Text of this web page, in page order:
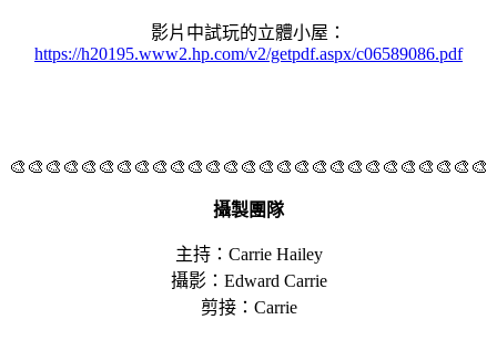
影片中試玩的立體小屋：
https://h20195.www2.hp.com/v2/getpdf.aspx/c06589086.pdf
🎨🎨🎨🎨🎨🎨🎨🎨🎨🎨🎨🎨🎨🎨🎨🎨🎨🎨🎨🎨🎨🎨🎨🎨🎨🎨🎨
攝製團隊
主持：Carrie Hailey
攝影：Edward Carrie
剪接：Carrie